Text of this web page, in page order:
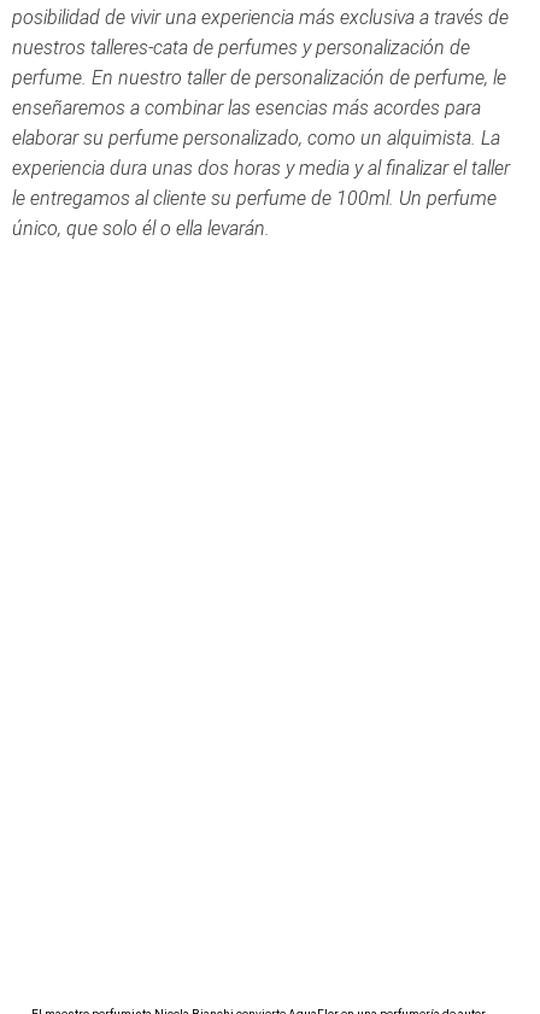
posibilidad de vivir una experiencia más exclusiva a través de
nuestros talleres-cata de perfumes y personalización de
perfume. En nuestro taller de personalización de perfume, le
enseñaremos a combinar las esencias más acordes para
elaborar su perfume personalizado, como un alquimista. La
experiencia dura unas dos horas y media y al finalizar el taller
le entregamos al cliente su perfume de 100ml. Un perfume
único, que solo él o ella levarán.